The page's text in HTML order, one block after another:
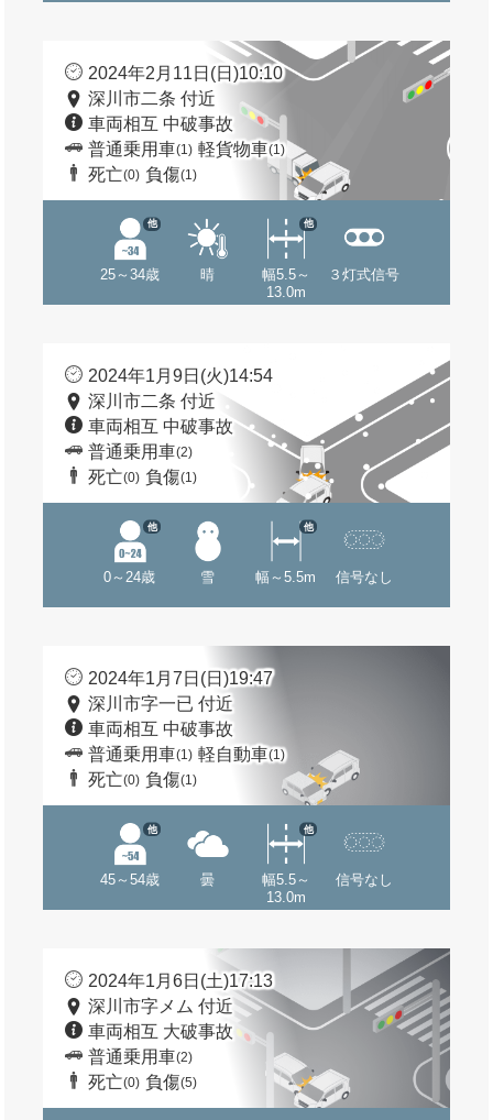
2024年2月11日(日)10:10
深川市二条 付近
車両相互 中破事故
普通乗用車(1) 軽貨物車(1)
死亡(0) 負傷(1)
25～34歳
他
晴
幅5.5～
13.0m
他
３灯式信号
2024年1月9日(火)14:54
深川市二条 付近
車両相互 中破事故
普通乗用車(2)
死亡(0) 負傷(1)
0～24歳
他
雪 幅～5.5m
他
信号なし
2024年1月7日(日)19:47
深川市字一已 付近
車両相互 中破事故
普通乗用車(1) 軽自動車(1)
死亡(0) 負傷(1)
45～54歳
他
曇
幅5.5～
13.0m
他
信号なし
2024年1月6日(土)17:13
深川市字メム 付近
車両相互 大破事故
普通乗用車(2)
死亡(0) 負傷(5)